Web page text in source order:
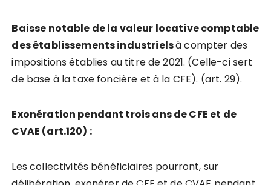
Baisse notable de la valeur locative comptable
des établissements industrielsà compter des
impositions établies au titre de 2021. (Celle-ci sert
de base à la taxe foncière et à la CFE). (art. 29).
Exonération pendant trois ans de CFE et de
CVAE (art.120) :
Les collectivités bénéficiaires pourront, sur